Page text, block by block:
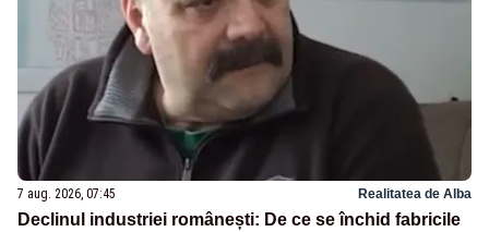
7 aug. 2026, 07:45 Realitatea de Alba
Declinul industriei românești: De ce se închid fabricile